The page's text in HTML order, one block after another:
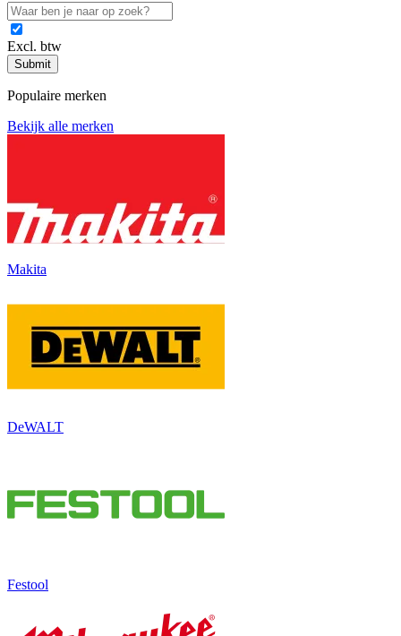
Excl. btw
Submit
Populaire merken
Bekijk alle merken
Makita
DeWALT
Festool